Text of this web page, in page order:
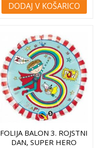
DODAJ V KOŠARICO
FOLIJA BALON 3. ROJSTNI
DAN, SUPER HERO